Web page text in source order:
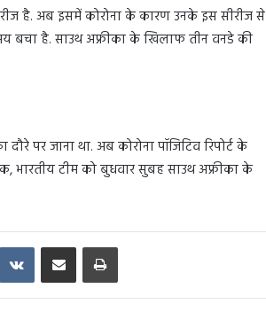
है. अब इसमें कोरोना के कारण उनके इस सीरीज से
बचा है. साउथ अफ्रीका के खिलाफ तीन वनडे की
पर जाना था. अब कोरोना पॉजिटिव रिपोर्ट के
भारतीय टीम को बुधवार सुबह साउथ अफ्रीका के
VKontakteShare via Email Print